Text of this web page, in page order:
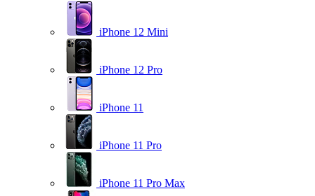
iPhone 12 Mini
iPhone 12 Pro
iPhone 11
iPhone 11 Pro
iPhone 11 Pro Max